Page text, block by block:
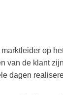
op
van de klant
dagen